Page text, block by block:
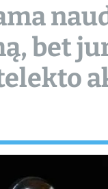
bet